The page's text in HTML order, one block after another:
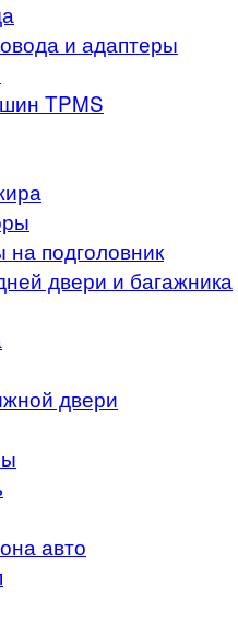
и адаптеры
TPMS
подголовник
двери и багажника
двери
авто